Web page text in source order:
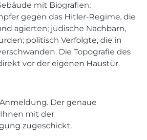
mit Biografien:
gegen das Hitler-Regime, die
agierten; jüdische Nachbarn,
politisch Verfolgte, die in
Die Topografie des
vor der eigenen Haustür.
Der genaue
mit der
zugeschickt.